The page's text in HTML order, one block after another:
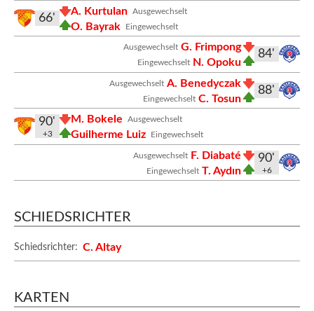
Ausgewechselt
A. Kurtulan
Eingewechselt
O. Bayrak
66'
84'
Ausgewechselt G. Frimpong
Eingewechselt N. Opoku
88'
Ausgewechselt A. Benedyczak
Eingewechselt C. Tosun
Ausgewechselt
M. Bokele
Eingewechselt
Guilherme Luiz
90'
+3
90'
+6
Ausgewechselt F. Diabaté
Eingewechselt T. Aydın
SCHIEDSRICHTER
Schiedsrichter: C. Altay
KARTEN